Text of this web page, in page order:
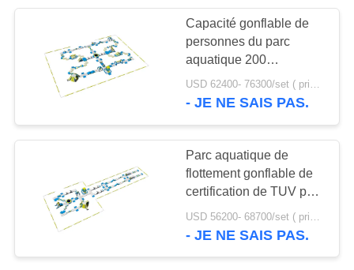
Canot pneumatique
de banane
9
tente gonflable
d'événement
24
Capacité gonflable de
personnes du parc
aquatique 200
d'équipement de sports
aquatiques d'enfants
USD 62400- 76300/set ( price just for reference, detailed prices need to be confirmed) MOQ:1 pc
- JE NE SAIS PAS.
Parc aquatique de
flottement gonflable de
certification de TUV pour
le lac/station de
vacances
- JE NE SAIS PAS.